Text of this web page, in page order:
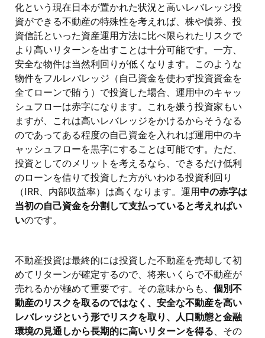
化という現在日本が置かれた状況と高いレバレッジ投
資ができる不動産の特殊性を考えれば、株や債券、投
資信託といった資産運用方法に比べ限られたリスクで
より高いリターンを出すことは十分可能です。一方、
安全な物件は当然利回りが低くなります。このような
物件をフルレバレッジ（自己資金を使わず投資資金を
全てローンで賄う）で投資した場合、運用中のキャッ
シュフローは赤字になります。これを嫌う投資家もい
ますが、これは高いレバレッジをかけるからそうなる
のであってある程度の自己資金を入れれば運用中のキ
ャッシュフローを黒字にすることは可能です。ただ、
投資としてのメリットを考えるなら、できるだけ低利
のローンを借りて投資した方がいわゆる投資利回り
（IRR、内部収益率）は高くなります。運用中の赤字は
当初の自己資金を分割して支払っていると考えればい
いのです。
不動産投資は最終的には投資した不動産を売却して初
めてリターンが確定するので、将来いくらで不動産が
売れるかが極めて重要です。その意味からも、 個別不
動産のリスクを取るのではなく、安全な不動産を高い
レバレッジという形でリスクを取り、人口動態と金融
環境の見通しから長期的に高いリターンを得る、その